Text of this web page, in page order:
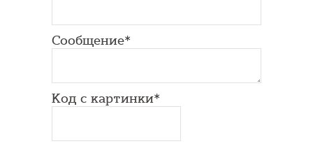
Сообщение*
Код с картинки*